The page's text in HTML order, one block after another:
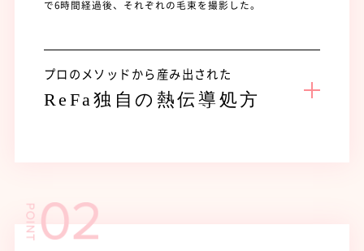
で6時間経過後、それぞれの毛束を撮影した。
プロのメソッドから産み出された
ReFa独自の熱伝導処方